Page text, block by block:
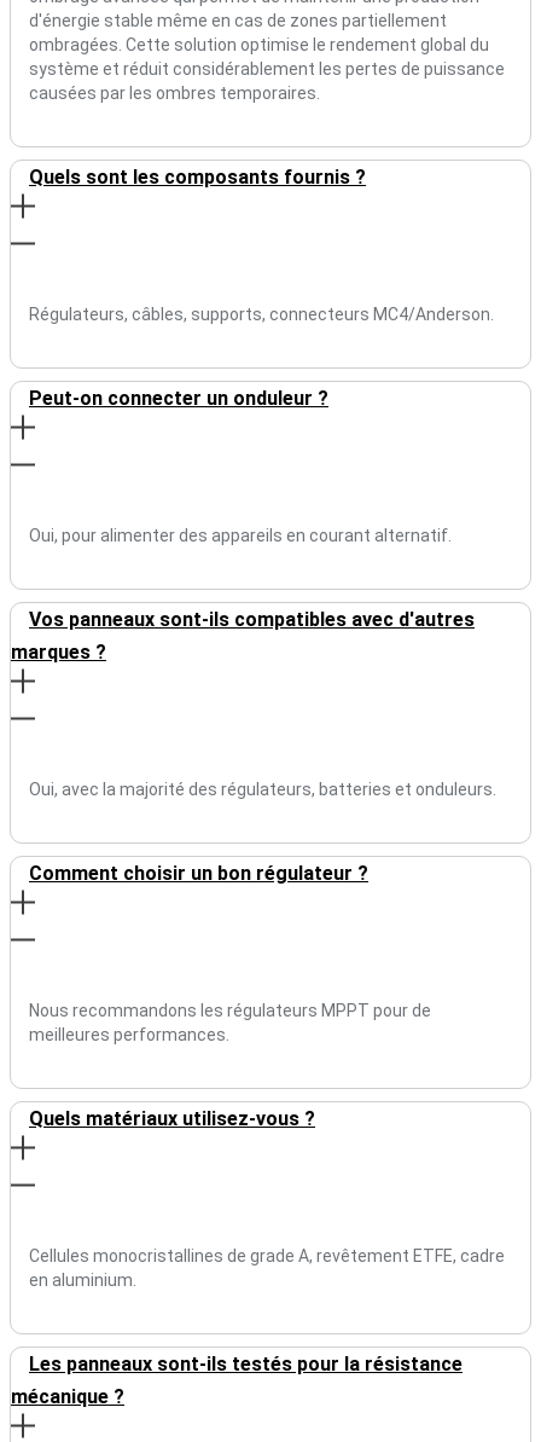
d'énergie stable même en cas de zones partiellement
ombragées. Cette solution optimise le rendement global du
système et réduit considérablement les pertes de puissance
causées par les ombres temporaires.
Quels sont les composants fournis ?
Régulateurs, câbles, supports, connecteurs MC4/Anderson.
Peut-on connecter un onduleur ?
Oui, pour alimenter des appareils en courant alternatif.
Vos panneaux sont-ils compatibles avec d'autres
marques ?
Oui, avec la majorité des régulateurs, batteries et onduleurs.
Comment choisir un bon régulateur ?
Nous recommandons les régulateurs MPPT pour de
meilleures performances.
Quels matériaux utilisez-vous ?
Cellules monocristallines de grade A, revêtement ETFE, cadre
en aluminium.
Les panneaux sont-ils testés pour la résistance
mécanique ?